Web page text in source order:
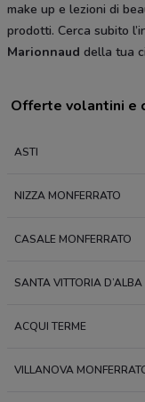
make up e lezioni di
prodotti. Cerca subito
Marionnaud della tua
Offerte volantini e
ASTI
NIZZA MONFERRATO
CASALE MONFERRATO
SANTA VITTORIA D’ALBA
ACQUI TERME
VILLANOVA